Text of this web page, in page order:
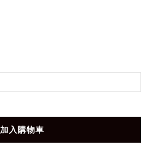
加入購物車